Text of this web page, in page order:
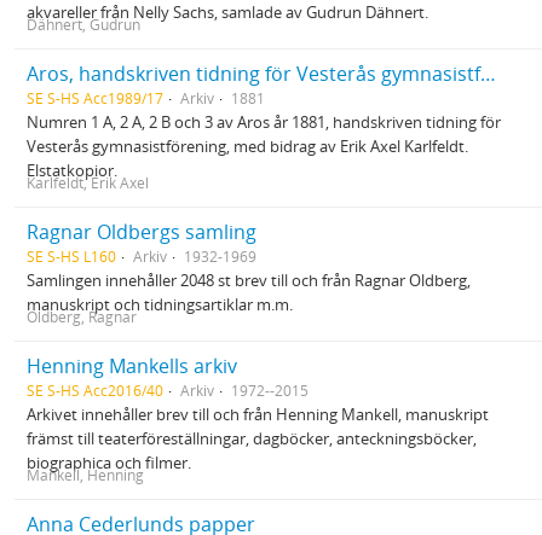
akvareller från Nelly Sachs, samlade av Gudrun Dähnert.
Dähnert, Gudrun
Aros, handskriven tidning för Vesterås gymnasistförening, med bidrag av Erik Axel Karlfeldt
SE S-HS Acc1989/17 Arkiv 1881
Numren 1 A, 2 A, 2 B och 3 av Aros år 1881, handskriven tidning för
Vesterås gymnasistförening, med bidrag av Erik Axel Karlfeldt.
Elstatkopior.
Karlfeldt, Erik Axel
Ragnar Oldbergs samling
SE S-HS L160 Arkiv 1932-1969
Samlingen innehåller 2048 st brev till och från Ragnar Oldberg,
manuskript och tidningsartiklar m.m.
Oldberg, Ragnar
Henning Mankells arkiv
SE S-HS Acc2016/40 Arkiv 1972--2015
Arkivet innehåller brev till och från Henning Mankell, manuskript
främst till teaterföreställningar, dagböcker, anteckningsböcker,
biographica och filmer.
Mankell, Henning
Anna Cederlunds papper